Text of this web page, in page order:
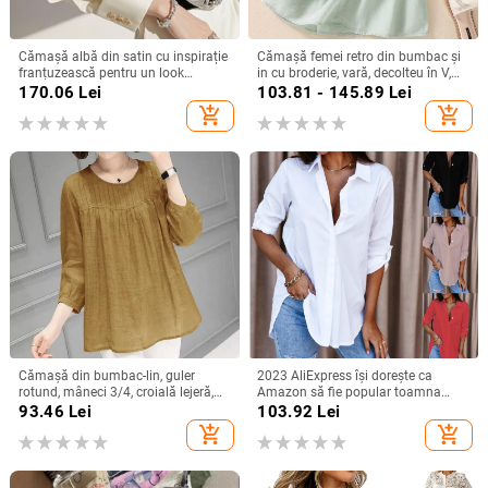
Cămașă albă din satin cu inspirație
franțuzească pentru un look
elegant la birou
170.06 Lei
add_shopping_cart
Cămașă femei retro din bumbac și
in cu broderie, vară, decolteu în V,
croială lejeră, culoare solidă,
103.81 - 145.89 Lei
add_shopping_cart
Cămașă din bumbac-lin, guler
rotund, mâneci 3/4, croială lejeră,
stil urban de relaxare
93.46 Lei
add_shopping_cart
2023 AliExpress își dorește ca
Amazon să fie popular toamna
anului 2023, cămașă simplă cu
mânecă lungă și decolteu în V
pentru femei, cămașă pentru femei
103.92 Lei
add_shopping_cart